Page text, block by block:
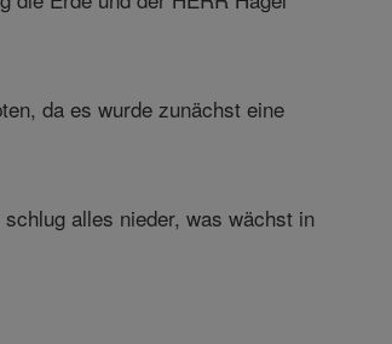
da es wurde zunächst eine
alles nieder, was wächst in